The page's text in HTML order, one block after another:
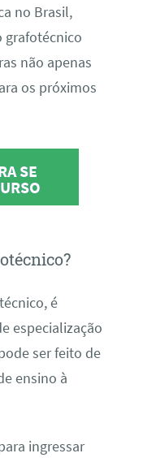
no Brasil,
grafotécnico
não apenas
os próximos
SE
é
especialização
ser feito de
ensino à
ingressar